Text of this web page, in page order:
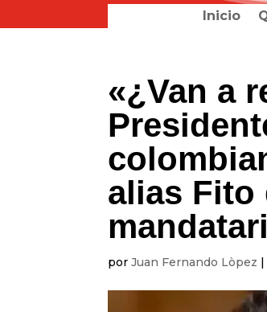
Inicio
«¿Van a
alias Fito
porJuan Fernando Lòpez